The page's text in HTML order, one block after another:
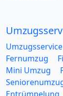
Umzugsservice
Fernumzug
Mini Umzug
Entrümpelung